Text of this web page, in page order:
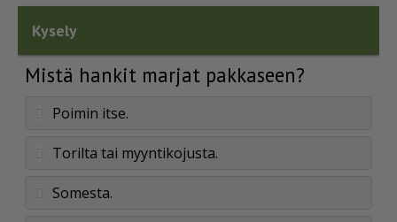
Kysely
Mistä hankit marjat pakkaseen?
Poimin itse.
Torilta tai myyntikojusta.
Somesta.